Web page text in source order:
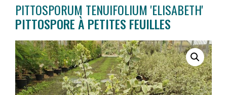
PITTOSPORUM TENUIFOLIUM 'ELISABETH'
PITTOSPORE À PETITES FEUILLES